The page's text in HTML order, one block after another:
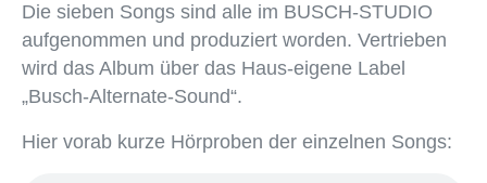
Die sieben Songs sind alle im BUSCH-STUDIO
aufgenommen und produziert worden. Vertrieben
wird das Album über das Haus-eigene Label
„Busch-Alternate-Sound“.
Hier vorab kurze Hörproben der einzelnen Songs: